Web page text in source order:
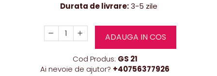
Durata de livrare:3-5 zile
ADAUGA IN COS
Cod Produs: GS 21
Ai nevoie de ajutor? +40756377926